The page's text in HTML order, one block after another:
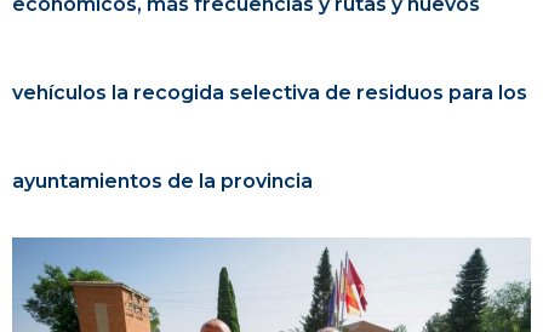
vehículos la recogida selectiva de residuos para los
ayuntamientos de la provincia